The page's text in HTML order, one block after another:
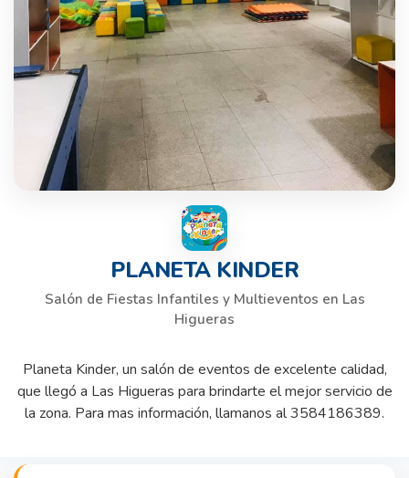
PLANETA KINDER
Salón de Fiestas Infantiles y Multieventos en Las
Higueras
Planeta Kinder, un salón de eventos de excelente calidad,
que llegó a Las Higueras para brindarte el mejor servicio de
la zona. Para mas información, llamanos al 3584186389.